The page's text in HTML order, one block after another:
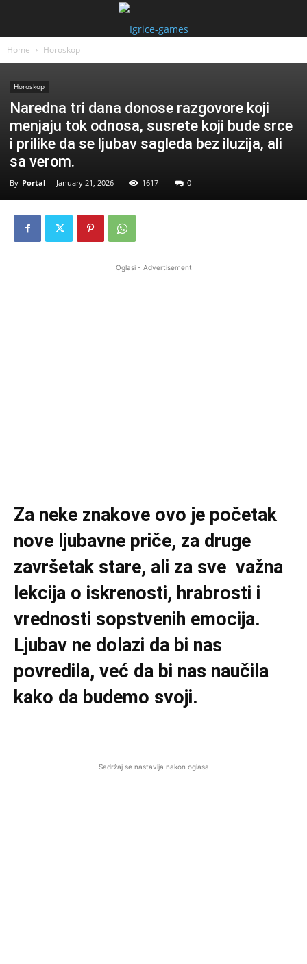
Home Horoskop
Horoskop
Naredna tri dana donose razgovore koji
menjaju tok odnosa, susrete koji bude srce
i prilike da se ljubav sagleda bez iluzija, ali
sa verom.
By Portal - January 21, 2026 1617 0
Oglasi - Advertisement
Za neke znakove ovo je početak
nove ljubavne priče, za druge
završetak stare, ali za sve važna
lekcija o iskrenosti, hrabrosti i
vrednosti sopstvenih emocija.
Ljubav ne dolazi da bi nas
povredila, već da bi nas naučila
kako da budemo svoji.
Sadržaj se nastavlja nakon oglasa